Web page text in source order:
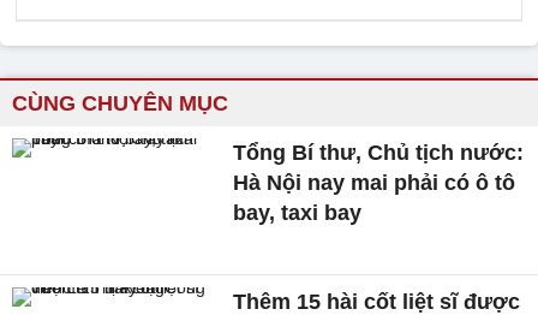
CÙNG CHUYÊN MỤC
Tổng Bí thư, Chủ tịch nước:
Hà Nội nay mai phải có ô tô
bay, taxi bay
Thêm 15 hài cốt liệt sĩ được